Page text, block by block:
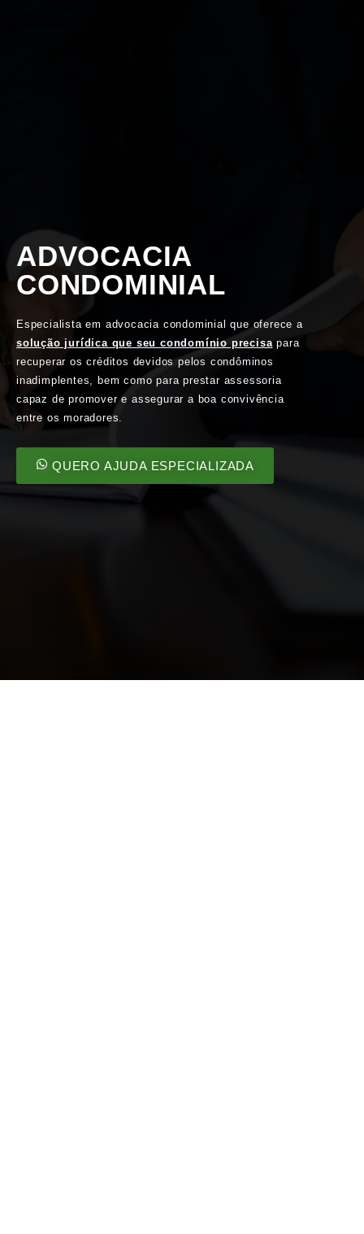
ADVOCACIA
CONDOMINIAL
Especialista em advocacia condominial que oferece a
solução jurídica que seu condomínio precisa para
recuperar os créditos devidos pelos condôminos
inadimplentes, bem como para prestar assessoria
capaz de promover e assegurar a boa convivência
entre os moradores.
QUERO AJUDA ESPECIALIZADA